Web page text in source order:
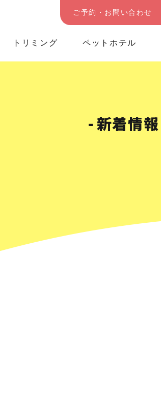
ご予約・お問い合わせ
トリミング ペットホテル
新着情報